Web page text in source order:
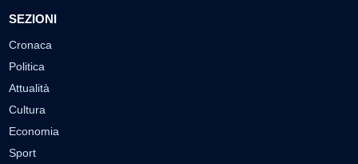
SEZIONI
Cronaca
Politica
Attualità
Cultura
Economia
Sport